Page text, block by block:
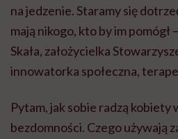
na jedzenie. Staramy się
mają nikogo, kto by im pomógł
Skała, założycielka
innowatorka społeczna,
Pytam, jak sobie radzą kobiety
bezdomności. Czego używają